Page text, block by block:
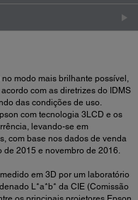
modo mais brilhante possível,
com as diretrizes do IDMS
das condições de uso.
com tecnologia 3LCD e os
levando-se em
com base nos dados de venda
de 2015 e novembro de 2016.
em 3D por um laboratório
L*a*b* da CIE (Comissão